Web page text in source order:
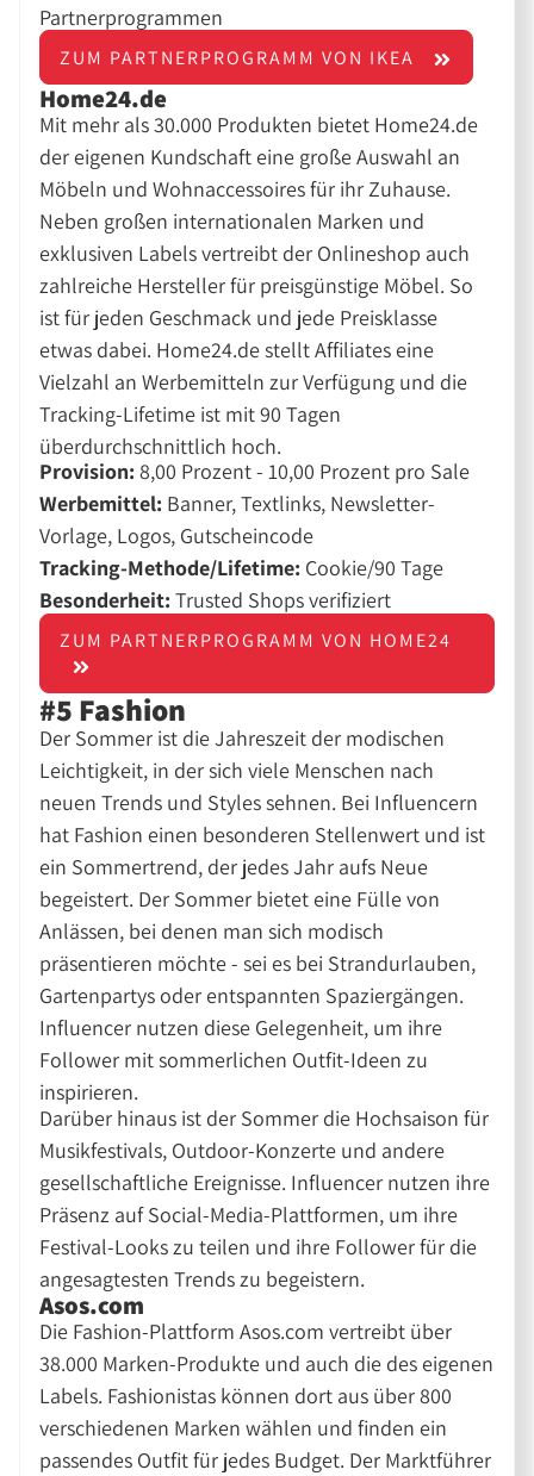
Partnerprogrammen
ZUM PARTNERPROGRAMM VON IKEA
Home24.de
Mit mehr als 30.000 Produkten bietet Home24.de
der eigenen Kundschaft eine große Auswahl an
Möbeln und Wohnaccessoires für ihr Zuhause.
Neben großen internationalen Marken und
exklusiven Labels vertreibt der Onlineshop auch
zahlreiche Hersteller für preisgünstige Möbel. So
ist für jeden Geschmack und jede Preisklasse
etwas dabei. Home24.de stellt Affiliates eine
Vielzahl an Werbemitteln zur Verfügung und die
Tracking-Lifetime ist mit 90 Tagen
überdurchschnittlich hoch.
Provision: 8,00 Prozent - 10,00 Prozent pro Sale
Werbemittel: Banner, Textlinks, Newsletter-
Vorlage, Logos, Gutscheincode
Tracking-Methode/Lifetime: Cookie/90 Tage
Besonderheit: Trusted Shops verifiziert
ZUM PARTNERPROGRAMM VON HOME24
#5 Fashion
Der Sommer ist die Jahreszeit der modischen
Leichtigkeit, in der sich viele Menschen nach
neuen Trends und Styles sehnen. Bei Influencern
hat Fashion einen besonderen Stellenwert und ist
ein Sommertrend, der jedes Jahr aufs Neue
begeistert. Der Sommer bietet eine Fülle von
Anlässen, bei denen man sich modisch
präsentieren möchte - sei es bei Strandurlauben,
Gartenpartys oder entspannten Spaziergängen.
Influencer nutzen diese Gelegenheit, um ihre
Follower mit sommerlichen Outfit-Ideen zu
inspirieren.
Darüber hinaus ist der Sommer die Hochsaison für
Musikfestivals, Outdoor-Konzerte und andere
gesellschaftliche Ereignisse. Influencer nutzen ihre
Präsenz auf Social-Media-Plattformen, um ihre
Festival-Looks zu teilen und ihre Follower für die
angesagtesten Trends zu begeistern.
Asos.com
Die Fashion-Plattform Asos.com vertreibt über
38.000 Marken-Produkte und auch die des eigenen
Labels. Fashionistas können dort aus über 800
verschiedenen Marken wählen und finden ein
passendes Outfit für jedes Budget. Der Marktführer